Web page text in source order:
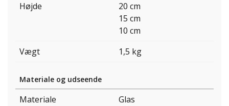
Højde
20 cm
15 cm
10 cm
Vægt
1,5 kg
Materiale og udseende
Materiale
Glas